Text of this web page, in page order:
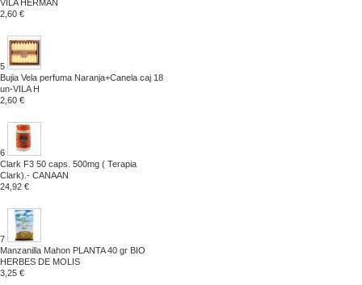
VILA HERMAN
2,60 €
5
Bujia Vela perfuma Naranja+Canela caj 18
un-VILA H
2,60 €
6
Clark F3 50 caps. 500mg ( Terapia
Clark).- CANAAN
24,92 €
7
Manzanilla Mahon PLANTA 40 gr BIO
HERBES DE MOLIS
3,25 €